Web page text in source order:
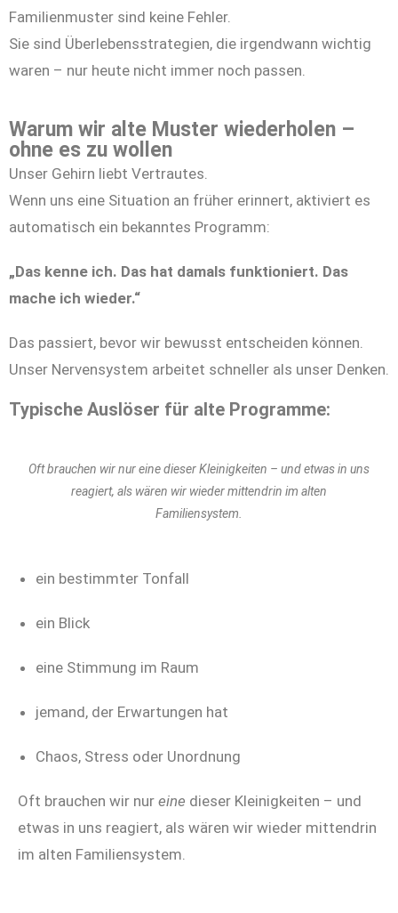
Familienmuster sind keine Fehler.
Sie sind Überlebensstrategien, die irgendwann wichtig
waren – nur heute nicht immer noch passen.
Warum wir alte Muster wiederholen –
ohne es zu wollen
Unser Gehirn liebt Vertrautes.
Wenn uns eine Situation an früher erinnert, aktiviert es
automatisch ein bekanntes Programm:
„Das kenne ich. Das hat damals funktioniert. Das
mache ich wieder.“
Das passiert, bevor wir bewusst entscheiden können.
Unser Nervensystem arbeitet schneller als unser Denken.
Typische Auslöser für alte Programme:
Oft brauchen wir nur eine dieser Kleinigkeiten – und etwas in uns
reagiert, als wären wir wieder mittendrin im alten
Familiensystem.
ein bestimmter Tonfall
ein Blick
eine Stimmung im Raum
jemand, der Erwartungen hat
Chaos, Stress oder Unordnung
Oft brauchen wir nur eine dieser Kleinigkeiten – und
etwas in uns reagiert, als wären wir wieder mittendrin
im alten Familiensystem.